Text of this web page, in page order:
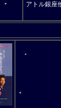
アトル銀座